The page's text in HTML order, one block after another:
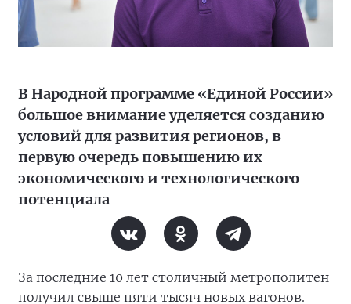
В Народной программе «Единой России»
большое внимание уделяется созданию
условий для развития регионов, в
первую очередь повышению их
экономического и технологического
потенциала
За последние 10 лет столичный метрополитен
получил свыше пяти тысяч новых вагонов.